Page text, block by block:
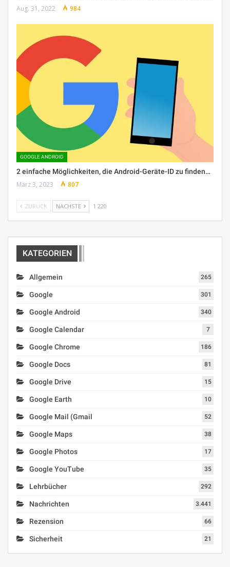
Aug. 31, 2022 984
GOOGLE ANDROID
2 einfache Möglichkeiten, die Android-Geräte-ID zu finden…
März 3, 2023 807
ZURÜCK NÄCHSTE 1 220
KATEGORIEN
Allgemein 265
Google 301
Google Android 340
Google Calendar 7
Google Chrome 186
Google Docs 81
Google Drive 15
Google Earth 10
Google Mail (Gmail 52
Google Maps 38
Google Photos 17
Google YouTube 35
Lehrbücher 292
Nachrichten 3.441
Rezension 66
Sicherheit 21